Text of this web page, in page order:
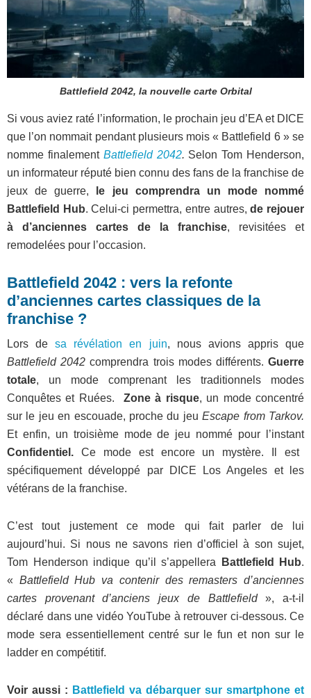
Battlefield 2042, la nouvelle carte Orbital
Si vous aviez raté l’information, le prochain jeu d’EA et DICE
que l’on nommait pendant plusieurs mois « Battlefield 6 » se
nomme finalement Battlefield 2042. Selon Tom Henderson,
un informateur réputé bien connu des fans de la franchise de
jeux de guerre,
le jeu comprendra un mode nommé
Battlefield Hub. Celui-ci permettra, entre autres, de rejouer
à d’anciennes cartes de la franchise, revisitées et
remodelées pour l’occasion.
Battlefield 2042 : vers la refonte
d’anciennes cartes classiques de la
franchise ?
Lors desa révélation en juin, nous avions appris que
Battlefield 2042 comprendra trois modes différents.Guerre
totale, un mode comprenant les traditionnels modes
Conquêtes et Ruées. Zone à risque, un mode concentré
sur le jeu en escouade, proche du jeuEscape from Tarkov.
Et enfin, un troisième mode de jeu nommé pour l’instant
Confidentiel. Ce mode est encore un mystère. Il est
spécifiquement développé par DICE Los Angeles et les
vétérans de la franchise.
C’est tout justement ce mode qui fait parler de lui
aujourd’hui. Si nous ne savons rien d’officiel à son sujet,
Tom Henderson indique qu’il s’appellera
Battlefield Hub.
« Battlefield Hub va contenir des remasters d’anciennes
cartes provenant d’anciens jeux de Battlefield», a-t-il
déclaré dans une vidéo YouTube à retrouver ci-dessous. Ce
mode sera essentiellement centré sur le fun et non sur le
ladder en compétitif.
Voir aussi : Battlefield va débarquer sur smartphone et